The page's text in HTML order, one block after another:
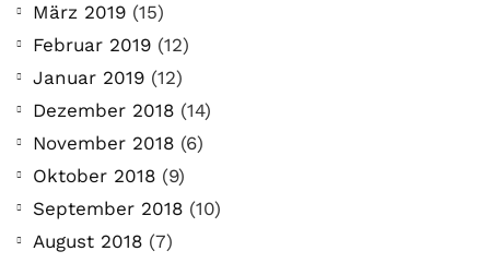
März 2019 (15)
Februar 2019 (12)
Januar 2019 (12)
Dezember 2018 (14)
November 2018 (6)
Oktober 2018 (9)
September 2018 (10)
August 2018 (7)